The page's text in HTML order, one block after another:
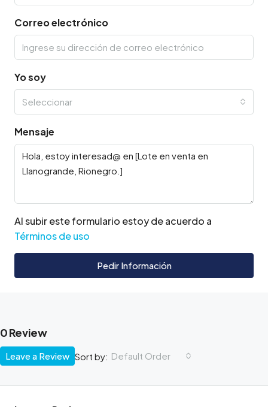
Correo electrónico
Yo soy
Seleccionar
Mensaje
Al subir este formulario estoy de acuerdo a
Términos de uso
Pedir Información
0 Review
Sort by: Default Order
Leave a Review